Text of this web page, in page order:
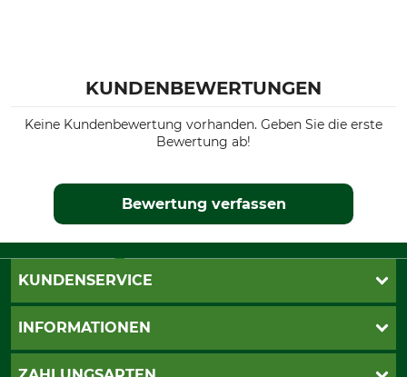
KUNDENBEWERTUNGEN
Keine Kundenbewertung vorhanden. Geben Sie die erste
Bewertung ab!
Bewertung verfassen
KUNDENSERVICE
Live-Shopping
INFORMATIONEN
AGB